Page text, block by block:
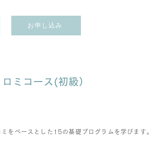
お申し込み
ミコース(初級）
をベースとした15の基礎プログラムを学びます。